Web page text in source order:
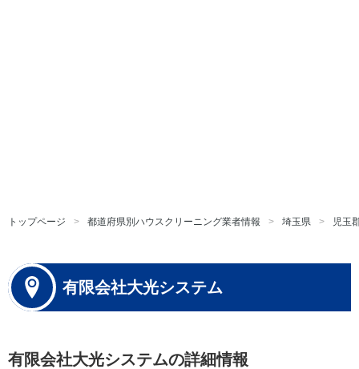
トップページ 都道府県別ハウスクリーニング業者情報 埼玉県 児玉
有限会社大光システム
有限会社大光システムの詳細情報